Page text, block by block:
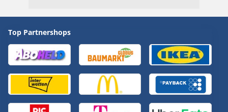
Top Partnershops